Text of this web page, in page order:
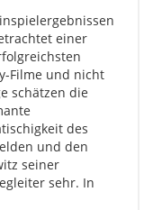
einer
Filme und nicht
schätzen die
des
und den
seiner
sehr. In